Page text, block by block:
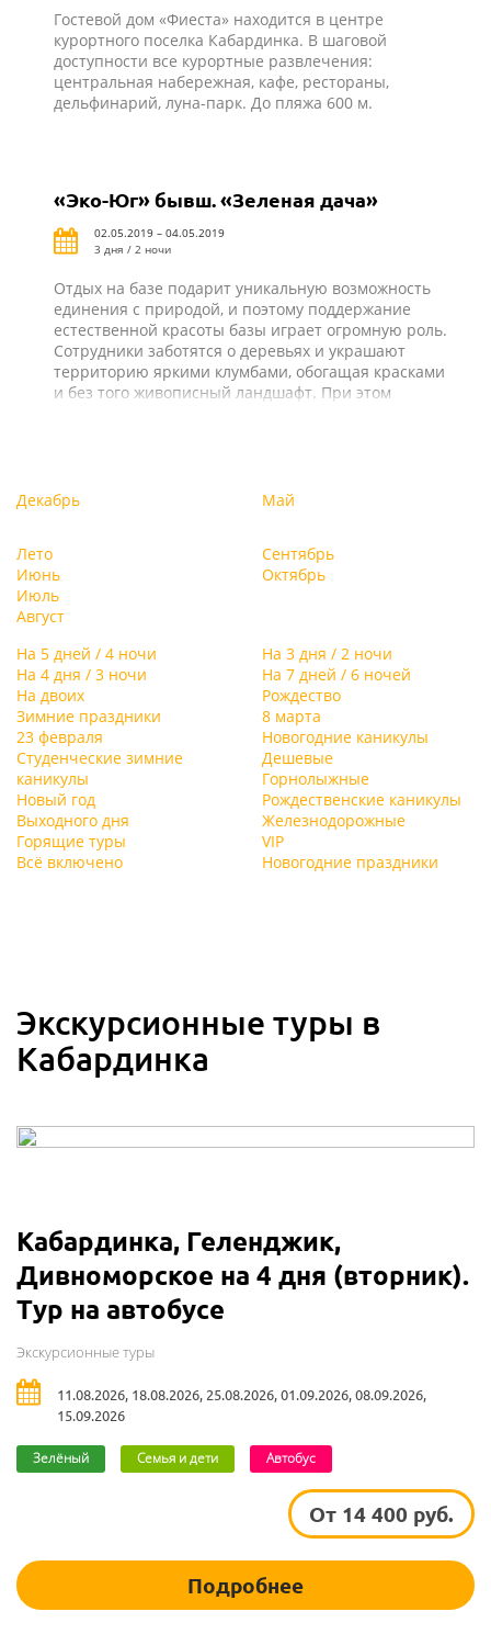
Гостевой дом «Фиеста» находится в центре
курортного поселка Кабардинка. В шаговой
доступности все курортные развлечения:
центральная набережная, кафе, рестораны,
дельфинарий, луна-парк. До пляжа 600 м.
«Эко-Юг» бывш. «Зеленая дача»
02.05.2019 – 04.05.2019
3 дня / 2 ночи
Отдых на базе подарит уникальную возможность
единения с природой, и поэтому поддержание
естественной красоты базы играет огромную роль.
Сотрудники заботятся о деревьях и украшают
территорию яркими клумбами, обогащая красками
и без того живописный ландшафт. При этом
только с удовольствием, но и с пользой!
Декабрь Май
Лето
Июнь
Июль
Август
Сентябрь
Октябрь
На 5 дней / 4 ночи
На 3 дня / 2 ночи
На 4 дня / 3 ночи
На 7 дней / 6 ночей
На двоих
Рождество
Зимние праздники
8 марта
23 февраля
Новогодние каникулы
Студенческие зимние
каникулы
Дешевые
Горнолыжные
Новый год
Рождественские каникулы
Выходного дня
Железнодорожные
Горящие туры
VIP
Всё включено
Новогодние праздники
Экскурсионные туры в
Кабардинка
Кабардинка, Геленджик,
Дивноморское на 4 дня (вторник).
Тур на автобусе
Экскурсионные туры
11.08.2026, 18.08.2026, 25.08.2026, 01.09.2026, 08.09.2026,
15.09.2026
Зелёный Семья и дети Автобус
От 14 400 руб.
Подробнее